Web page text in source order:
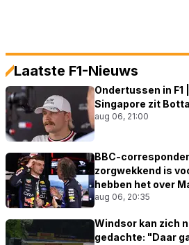
Laatste F1-Nieuws
Ondertussen in F1
Singapore zit
aug 06, 21:00
BBC-
zorgwekkend is
hebben het over
aug 06, 20:35
Windsor kan zich
gedachte: "Daar